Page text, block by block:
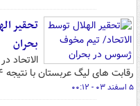
تحقیر
بحران
الاتحاد
رقابت های لیگ عربستان با نتیجه ۴ بر ۱ برابر الهلال به پیروزی دست پیدا کرد.
۵ اسفند ۰۳ - ۰۰:۱۲